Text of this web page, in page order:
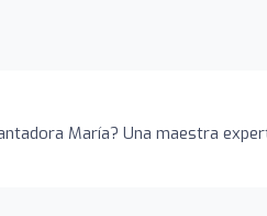
María? Una maestra